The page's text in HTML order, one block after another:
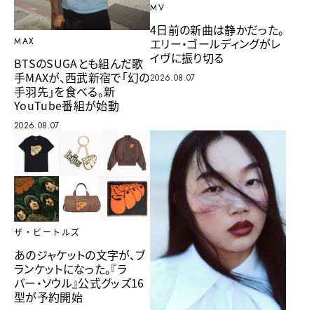
MAX
BTSのSUGAとも組んだ歌
手MAXが、西武新宿で「幻の
手羽先」を食べる。新
YouTube番組が始動
2026.08.07
MV
4日前の新曲は静かだった。
エリー・ゴールディングがレ
イヴに振り切る
2026.08.07
ザ・ビートルズ
あのジャケットの文字が、ブ
ランケットになった。『ラ
バー・ソウル』公式グッズ16
型が予約開始